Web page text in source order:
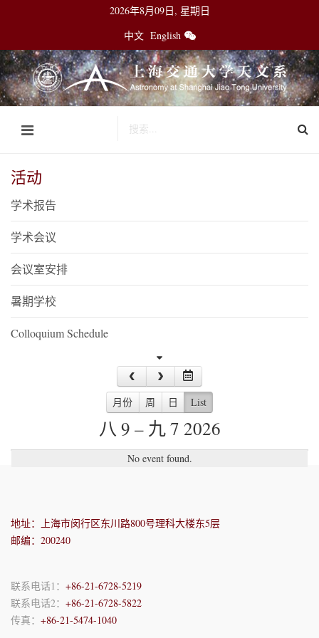
2026年8月09日, 星期日
中文 English
活动
学术报告
学术会议
会议室安排
暑期学校
Colloquium Schedule
月份 周 日 List
八 9 – 九 7 2026
No event found.
地址：上海市闵行区东川路800号理科大楼东5层
邮编：200240
联系电话1： +86-21-6728-5219
联系电话2： +86-21-6728-5822
传真： +86-21-5474-1040